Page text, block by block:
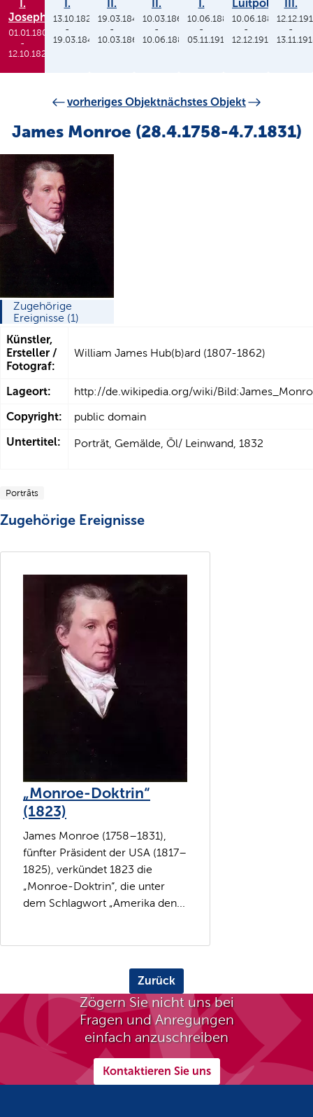
I.
Joseph
01.01.1806
-
12.10.1825
I.
13.10.1825
-
19.03.1848
II.
19.03.1848
-
10.03.1864
II.
10.03.1864
-
10.06.1886
I.
10.06.1886
-
05.11.1913
Luitpold
10.06.1886
-
12.12.1912
III.
-
vorheriges Objektnächstes Objekt
James Monroe (28.4.1758-4.7.1831)
Zugehörige
Ereignisse (1)
Künstler,
Ersteller /
Fotograf:
William James Hub(b)ard (1807-1862)
Lageort: http://de.wikipedia.org/wiki/
Copyright: public domain
Untertitel: Porträt, Gemälde, Öl/ Leinwand, 1832
Porträts
Zugehörige Ereignisse
„Monroe-Doktrin“
(1823)
James Monroe (1758–1831),
fünfter Präsident der USA (1817–
1825), verkündet 1823 die
„Monroe-Doktrin“, die unter
dem Schlagwort „Amerika den...
Zurück
Zögern Sie nicht uns bei
Fragen und Anregungen
einfach anzuschreiben
Kontaktieren Sie uns